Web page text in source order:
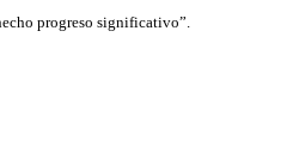
progreso significativo”.